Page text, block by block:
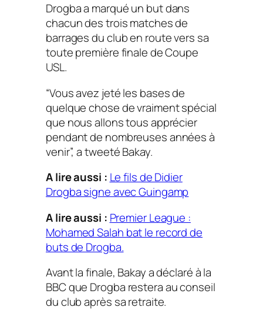
Drogba a marqué un but dans
chacun des trois matches de
barrages du club en route vers sa
toute première finale de Coupe
USL.
“Vous avez jeté les bases de
quelque chose de vraiment spécial
que nous allons tous apprécier
pendant de nombreuses années à
venir”, a tweeté Bakay.
A lire aussi : Le fils de Didier
Drogba signe avec Guingamp
A lire aussi : Premier League :
Mohamed Salah bat le record de
buts de Drogba.
Avant la finale, Bakay a déclaré à la
BBC que Drogba restera au conseil
du club après sa retraite.